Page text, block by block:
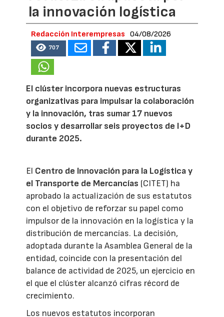
la innovación logística
Redacción Interempresas 04/08/2026
707
El clúster incorpora nuevas estructuras
organizativas para impulsar la colaboración
y la innovación, tras sumar 17 nuevos
socios y desarrollar seis proyectos de I+D
durante 2025.
El Centro de Innovación para la Logística y
el Transporte de Mercancías (CITET) ha
aprobado la actualización de sus estatutos
con el objetivo de reforzar su papel como
impulsor de la innovación en la logística y la
distribución de mercancías. La decisión,
adoptada durante la Asamblea General de la
entidad, coincide con la presentación del
balance de actividad de 2025, un ejercicio en
el que el clúster alcanzó cifras récord de
crecimiento.
Los nuevos estatutos incorporan